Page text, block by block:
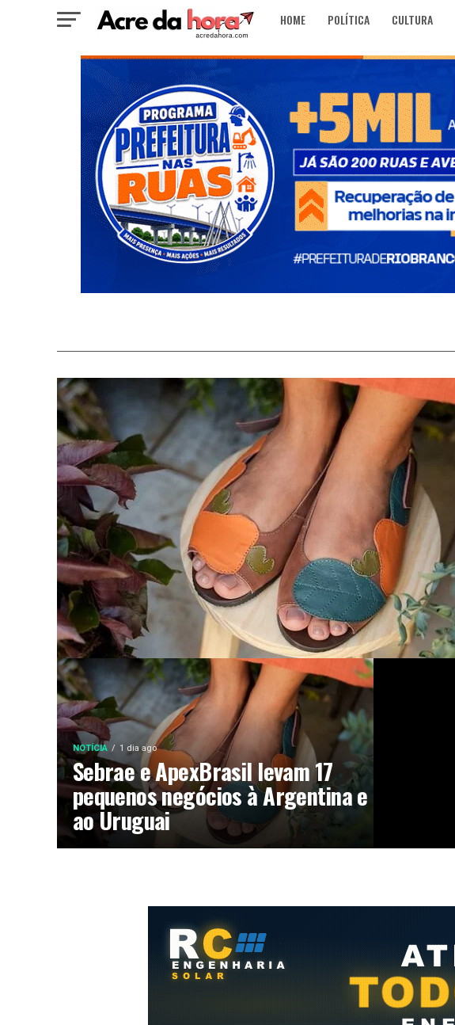
HOME POLÍTICA CULTURA
NOTÍCIA 1 dia ago
Sebrae e ApexBrasil levam 17
pequenos negócios à Argentina e
ao Uruguai